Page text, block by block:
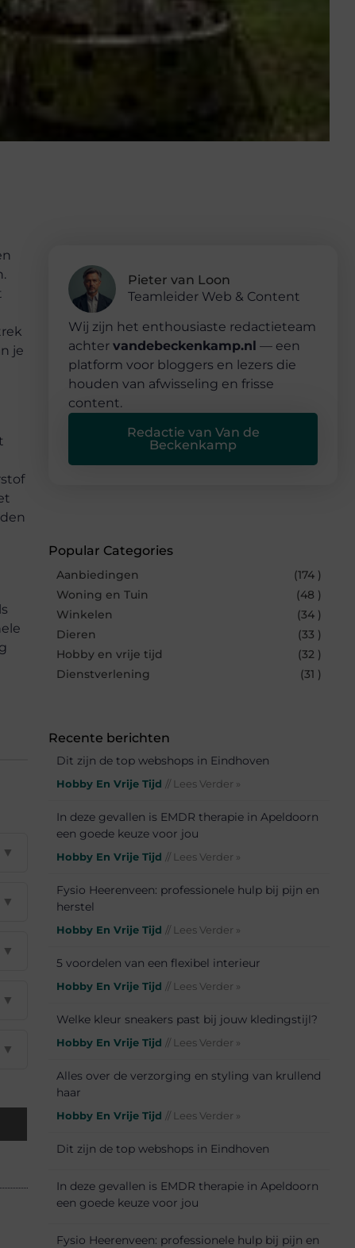
je
▼
▼
▼
▼
▼
Pieter van Loon
Teamleider Web & Content
Wij zijn het enthousiaste redactieteam
achter vandebeckenkamp.nl — een
platform voor bloggers en lezers die
houden van afwisseling en frisse
content.
Redactie van Van de
Beckenkamp
Popular Categories
Aanbiedingen
(174 )
Woning en Tuin
(48 )
Winkelen
(34 )
Dieren
(33 )
Hobby en vrije tijd
(32 )
Dienstverlening
(31 )
Recente berichten
Dit zijn de top webshops in Eindhoven
Hobby En Vrije Tijd // Lees Verder »
In deze gevallen is EMDR therapie in Apeldoorn
een goede keuze voor jou
Hobby En Vrije Tijd // Lees Verder »
Fysio Heerenveen: professionele hulp bij pijn en
herstel
Hobby En Vrije Tijd // Lees Verder »
5 voordelen van een flexibel interieur
Hobby En Vrije Tijd // Lees Verder »
Welke kleur sneakers past bij jouw kledingstijl?
Hobby En Vrije Tijd // Lees Verder »
Alles over de verzorging en styling van krullend
haar
Hobby En Vrije Tijd // Lees Verder »
Dit zijn de top webshops in Eindhoven
In deze gevallen is EMDR therapie in Apeldoorn
een goede keuze voor jou
Fysio Heerenveen: professionele hulp bij pijn en